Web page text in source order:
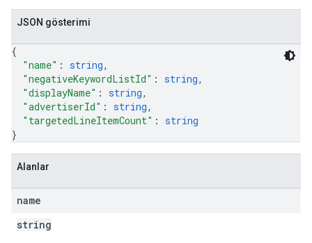
JSON gösterimi
{
"name" : string,
"negativeKeywordListId" : string,
"displayName" : string,
"advertiserId" : string,
"targetedLineItemCount" : string
}
Alanlar
name
string